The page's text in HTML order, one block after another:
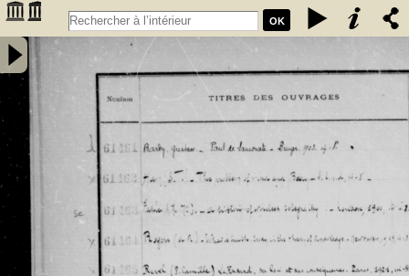
OK
Inventaire des fonds patrimoniaux lettres et sciences des
bibliothèques universitaires de Bordeaux. Registre 42. Numéros
d'inventaire de FR 61461 à FR 62480 - Université de Bordeaux
(1441-1970)